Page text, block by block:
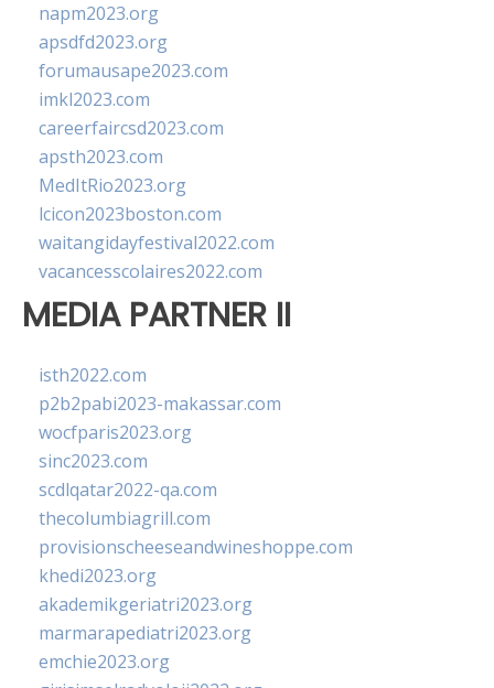
napm2023.org
apsdfd2023.org
forumausape2023.com
imkl2023.com
careerfaircsd2023.com
apsth2023.com
MedItRio2023.org
lcicon2023boston.com
waitangidayfestival2022.com
vacancesscolaires2022.com
MEDIA PARTNER II
isth2022.com
p2b2pabi2023-makassar.com
wocfparis2023.org
sinc2023.com
scdlqatar2022-qa.com
thecolumbiagrill.com
provisionscheeseandwineshoppe.com
khedi2023.org
akademikgeriatri2023.org
marmarapediatri2023.org
emchie2023.org